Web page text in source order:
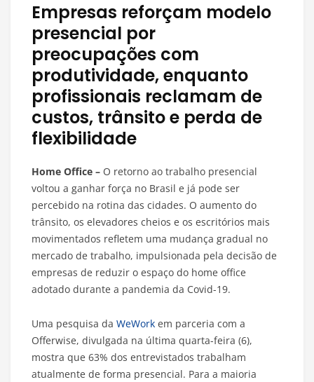
Empresas reforçam modelo
presencial por
preocupações com
produtividade, enquanto
profissionais reclamam de
custos, trânsito e perda de
flexibilidade
Home Office – O retorno ao trabalho presencial
voltou a ganhar força no Brasil e já pode ser
percebido na rotina das cidades. O aumento do
trânsito, os elevadores cheios e os escritórios mais
movimentados refletem uma mudança gradual no
mercado de trabalho, impulsionada pela decisão de
empresas de reduzir o espaço do home office
adotado durante a pandemia da Covid-19.
Uma pesquisa da WeWork em parceria com a
Offerwise, divulgada na última quarta-feira (6),
mostra que 63% dos entrevistados trabalham
atualmente de forma presencial. Para a maioria